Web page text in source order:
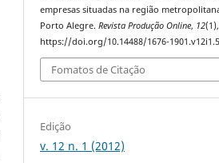
empresas situadas na região
Porto Alegre.Revista Produção Online, 12
https://doi.org/10.14488/1676-
Fomatos de Citação
Edição
v. 12 n. 1 (2012)